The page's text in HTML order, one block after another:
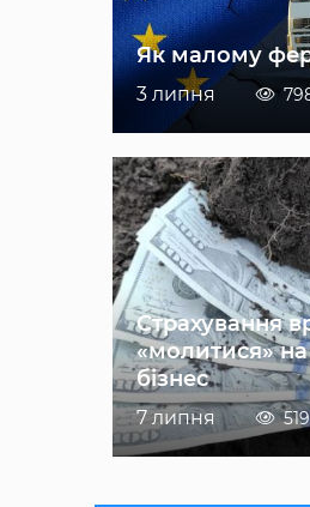
Як малому
3 липня
Страхування
«молитися» на
бізнес
7 липня 519